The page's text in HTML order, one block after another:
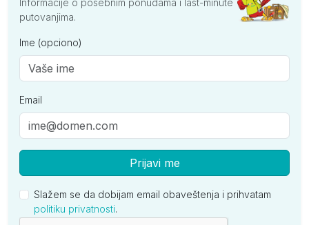
Informacije o posebnim ponudama i last-minute
putovanjima.
Ime (opciono)
Email
Prijavi me
Slažem se da dobijam email obaveštenja i prihvatam
politiku privatnosti.